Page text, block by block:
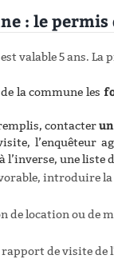
: le
valable 5 ans. La
la commune les
contacter
l’enquêteur
l’inverse, une liste
introduire la
de location ou de
de visite de